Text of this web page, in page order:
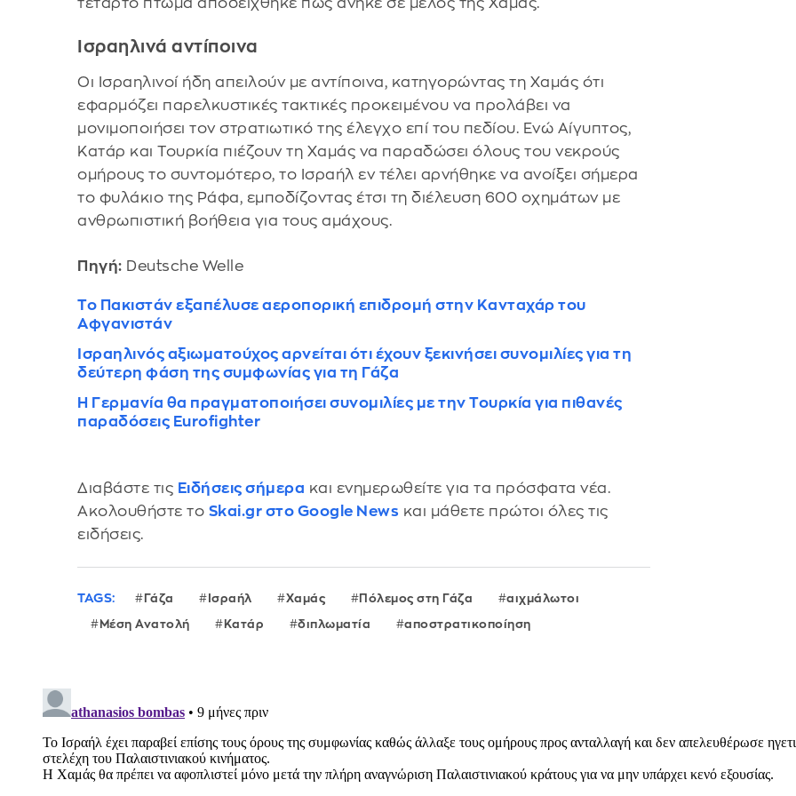
Ισραηλινά αντίποινα
Οι Ισραηλινοί ήδη απειλούν με αντίποινα, κατηγορώντας τη Χαμάς ότι
εφαρμόζει παρελκυστικές τακτικές προκειμένου να προλάβει να
μονιμοποιήσει τον στρατιωτικό της έλεγχο επί του πεδίου. Ενώ Αίγυπτος,
Κατάρ και Τουρκία πιέζουν τη Χαμάς να παραδώσει όλους του νεκρούς
ομήρους το συντομότερο, το Ισραήλ εν τέλει αρνήθηκε να ανοίξει σήμερα
το φυλάκιο της Ράφα, εμποδίζοντας έτσι τη διέλευση 600 οχημάτων με
ανθρωπιστική βοήθεια για τους αμάχους.
Πηγή: Deutsche Welle
Το Πακιστάν εξαπέλυσε αεροπορική επιδρομή στην Κανταχάρ του
Αφγανιστάν
Ισραηλινός αξιωματούχος αρνείται ότι έχουν ξεκινήσει συνομιλίες για τη
δεύτερη φάση της συμφωνίας για τη Γάζα
Η Γερμανία θα πραγματοποιήσει συνομιλίες με την Τουρκία για πιθανές
παραδόσεις Eurofighter
Διαβάστε τις Ειδήσεις σήμερα και ενημερωθείτε για τα πρόσφατα νέα.
Ακολουθήστε το Skai.gr στο Google News και μάθετε πρώτοι όλες τις
ειδήσεις.
TAGS: Γάζα Ισραήλ Χαμάς Πόλεμος στη Γάζα αιχμάλωτοι
Μέση Ανατολή Κατάρ διπλωματία αποστρατικοποίηση